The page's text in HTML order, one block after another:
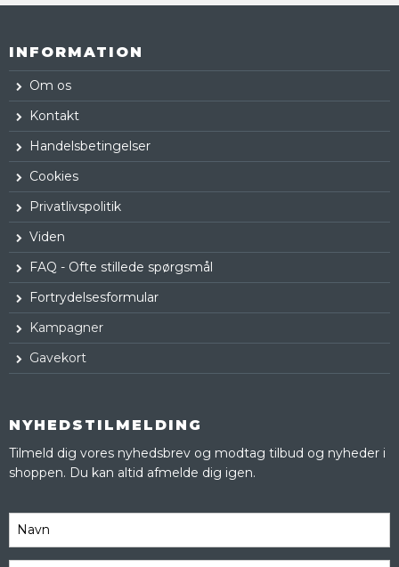
INFORMATION
Om os
Kontakt
Handelsbetingelser
Cookies
Privatlivspolitik
Viden
FAQ - Ofte stillede spørgsmål
Fortrydelsesformular
Kampagner
Gavekort
NYHEDSTILMELDING
Tilmeld dig vores nyhedsbrev og modtag tilbud og nyheder i
shoppen. Du kan altid afmelde dig igen.